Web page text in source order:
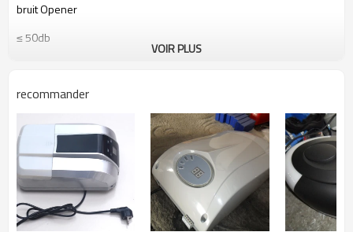
bruitOpener
≤50db
VOIR PLUS
recommander